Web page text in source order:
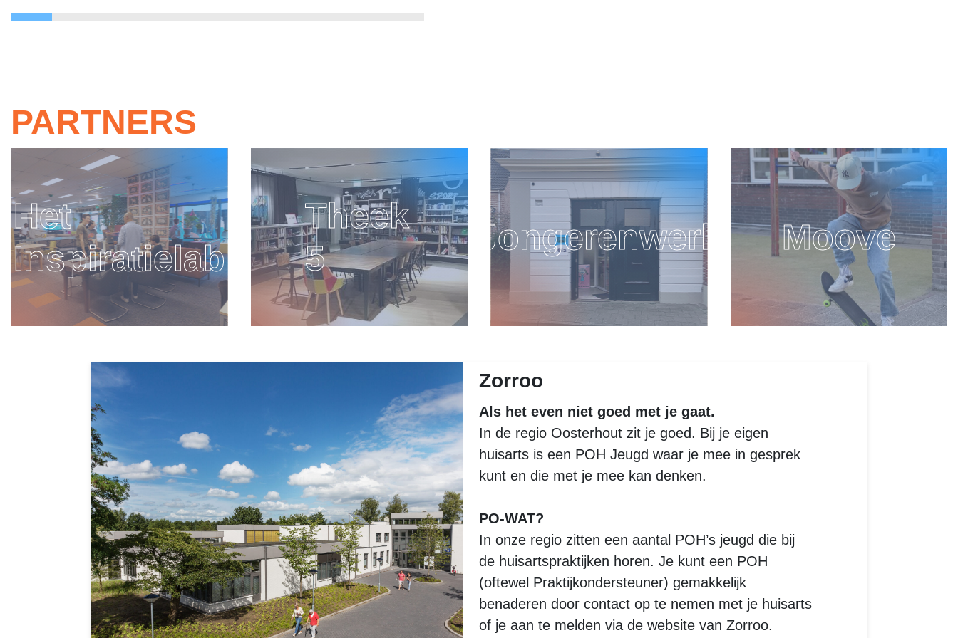
PARTNERS
Theek
5
Jongerenwerk Moove GGD
Zorroo
Als het even niet goed met je gaat.
In de regio Oosterhout zit je goed. Bij je eigen
huisarts is een POH Jeugd waar je mee in gesprek
kunt en die met je mee kan denken.
PO-WAT?
In onze regio zitten een aantal POH’s jeugd die bij
de huisartspraktijken horen. Je kunt een POH
(oftewel Praktijkondersteuner) gemakkelijk
benaderen door contact op te nemen met je huisarts
of je aan te melden via de website van Zorroo.